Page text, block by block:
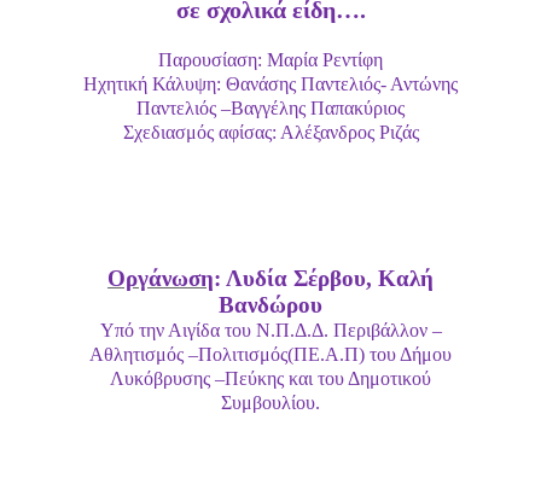
σε σχολικά είδη….
Παρουσίαση: Μαρία Ρεντίφη
Ηχητική Κάλυψη: Θανάσης Παντελιός- Αντώνης
Παντελιός –Βαγγέλης Παπακύριος
Σχεδιασμός αφίσας: Αλέξανδρος Ριζάς
Οργάνωση: Λυδία Σέρβου, Καλή
Βανδώρου
Υπό την Αιγίδα του Ν.Π.Δ.Δ. Περιβάλλον –
Αθλητισμός –Πολιτισμός(ΠΕ.Α.Π) του Δήμου
Λυκόβρυσης –Πεύκης και του Δημοτικού
Συμβουλίου.